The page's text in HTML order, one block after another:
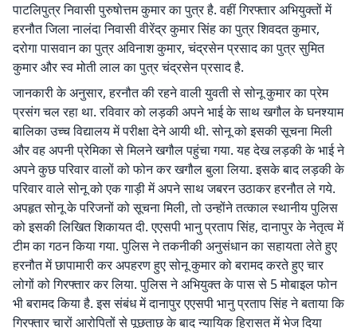
पाटलिपुत्र निवासी पुरुषोत्तम कुमार का पुत्र है. वहीं गिरफ्तार अभियुक्तों में
हरनौत जिला नालंदा निवासी वीरेंद्र कुमार सिंह का पुत्र शिवदत कुमार,
दरोगा पासवान का पुत्र अविनाश कुमार, चंद्रसेन प्रसाद का पुत्र सुमित
कुमार और स्व मोती लाल का पुत्र चंद्रसेन प्रसाद है.
जानकारी के अनुसार, हरनौत की रहने वाली युवती से सोनू कुमार का प्रेम
प्रसंग चल रहा था. रविवार को लड़की अपने भाई के साथ खगौल के घनश्याम
बालिका उच्च विद्यालय में परीक्षा देने आयी थी. सोनू को इसकी सूचना मिली
और वह अपनी प्रेमिका से मिलने खगौल पहुंचा गया. यह देख लड़की के भाई ने
अपने कुछ परिवार वालों को फोन कर खगौल बुला लिया. इसके बाद लड़की के
परिवार वाले सोनू को एक गाड़ी में अपने साथ जबरन उठाकर हरनौत ले गये.
अपहृत सोनू के परिजनों को सूचना मिली, तो उन्होंने तत्काल स्थानीय पुलिस
को इसकी लिखित शिकायत दी. एएसपी भानु प्रताप सिंह, दानापुर के नेतृत्व में
टीम का गठन किया गया. पुलिस ने तकनीकी अनुसंधान का सहायता लेते हुए
हरनौत में छापामारी कर अपहरण हुए सोनू कुमार को बरामद करते हुए चार
लोगों को गिरफ्तार कर लिया. पुलिस ने अभियुक्त के पास से 5 मोबाइल फोन
भी बरामद किया है. इस संबंध में दानापुर एएसपी भानु प्रताप सिंह ने बताया कि
गिरफ्तार चारों आरोपितों से पूछताछ के बाद न्यायिक हिरासत में भेज दिया